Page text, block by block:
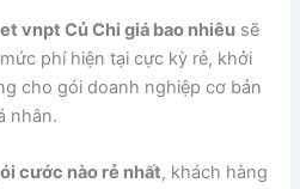
vnpt Củ Chi giá bao nhiêu sẽ
phí hiện tại cực kỳ rẻ, khởi
cho gói doanh nghiệp cơ bản
nhân.
cước nào rẻ nhất, khách hàng